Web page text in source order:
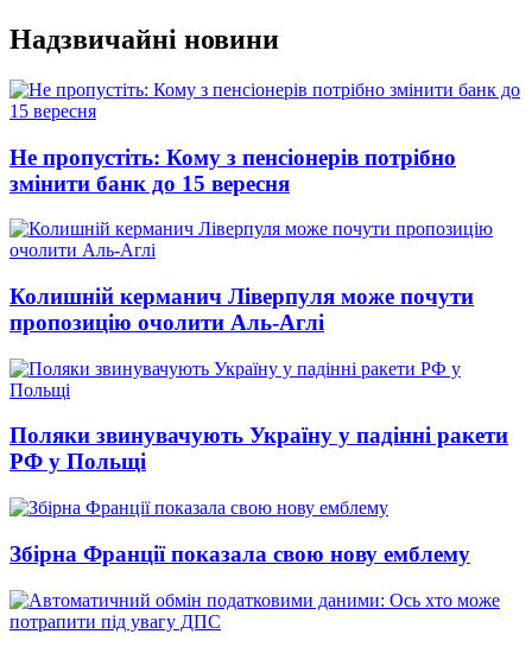
Перейти
до
вмісту
Надзвичайні новини
Не пропустіть: Кому з пенсіонерів потрібно
змінити банк до 15 вересня
Колишній керманич Ліверпуля може почути
пропозицію очолити Аль-Аглі
Поляки звинувачують Україну у падінні ракети
РФ у Польщі
Збірна Франції показала свою нову емблему